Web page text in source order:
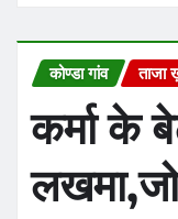
कोण्डा गांव ताजा
कर्मा के